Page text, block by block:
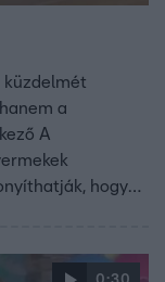
küzdelmét
a
A
hogy
Vajda Pierre-t.